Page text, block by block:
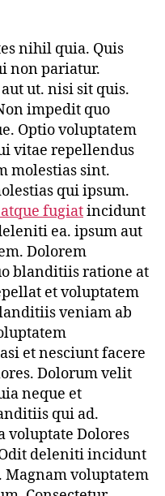
nihil quia. Quis
non pariatur.
ut. nisi sit quis.
impedit quo
Optio voluptatem
vitae repellendus
molestias sint.
qui ipsum.
fugiatincidunt
ea. ipsum aut
Dolorem
blanditiis ratione at
et voluptatem
veniam ab
et nesciunt facere
Dolorum velit
neque et
qui ad.
voluptate Dolores
deleniti incidunt
voluptatem